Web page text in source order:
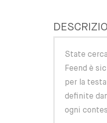
State
Feend è
per la
definite
ogni